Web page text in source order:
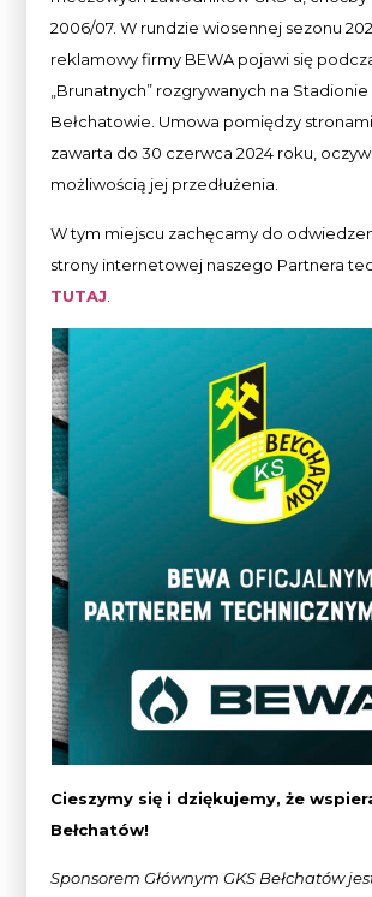
2006/07. W rundzie wiosennej sezonu
reklamowy firmy BEWA pojawi się
„Brunatnych” rozgrywanych na
Bełchatowie. Umowa pomiędzy stronami
zawarta do 30 czerwca 2024 roku,
możliwością jej przedłużenia.
W tym miejscu zachęcamy do
strony internetowej naszego Partnera
TUTAJ
Cieszymy się i dziękujemy, że
Bełchatów!
Sponsorem Głównym GKS Bełchatów